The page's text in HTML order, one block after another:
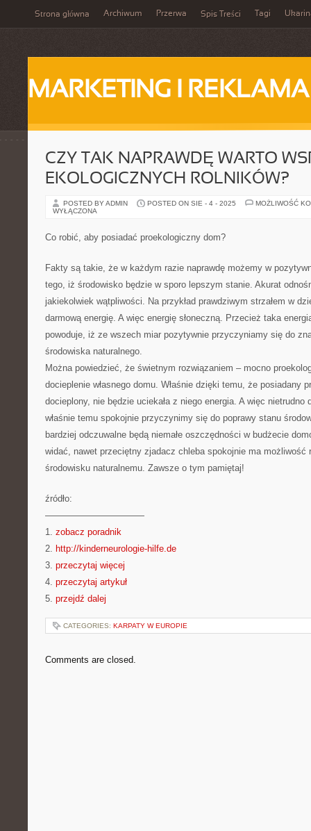
Strona główna Archiwum Przerwa Spis Treści Tagi
MARKETING I REKLAMA
CZY TAK NAPRAWDĘ WARTO
EKOLOGICZNYCH ROLNIKÓW?
POSTED BY ADMIN POSTED ON SIE - 4 - 2025
MOŻLIWOŚĆ
WYŁĄCZONA
Co robić, aby posiadać proekologiczny dom?
Fakty są takie, że w każdym razie naprawdę możemy w
tego, iż środowisko będzie w sporo lepszym stanie. Akurat
jakiekolwiek wątpliwości. Na przykład prawdziwym strzałem w
darmową energię. A więc energię słoneczną. Przecież taka
powoduje, iż ze wszech miar pozytywnie przyczyniamy się do
środowiska naturalnego.
Można powiedzieć, że świetnym rozwiązaniem – mocno
docieplenie własnego domu. Właśnie dzięki temu, że posiadany
docieplony, nie będzie uciekała z niego energia. A więc
właśnie temu spokojnie przyczynimy się do poprawy stanu
bardziej odczuwalne będą niemałe oszczędności w budżecie
widać, nawet przeciętny zjadacz chleba spokojnie ma możliwość
środowisku naturalnemu. Zawsze o tym pamiętaj!
źródło:
———————————
1. zobacz poradnik
2. http://kinderneurologie-hilfe.de
3. przeczytaj więcej
4. przeczytaj artykuł
5. przejdź dalej
CATEGORIES: KARPATY W EUROPIE
Comments are closed.